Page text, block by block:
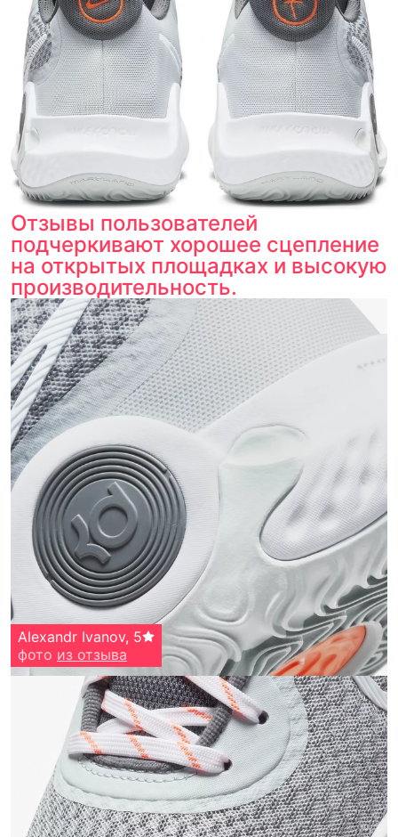
Отзывы пользователей
подчеркивают хорошее сцепление
на открытых площадках и высокую
производительность.
Alexandr Ivanov, 5
фото из отзыва